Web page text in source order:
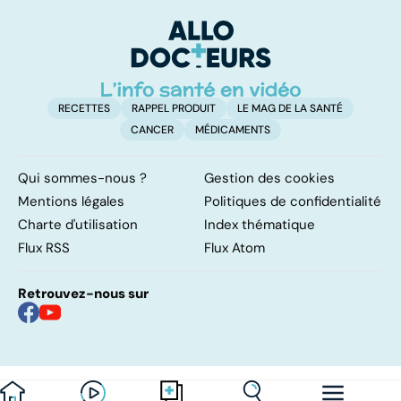
d'angine ?
RECETTES RAPPEL PRODUIT
LE MAG DE LA SANTÉ
CANCER
MÉDICAMENTS
Qui sommes-nous ?
Gestion des cookies
Mentions légales
Politiques de confidentialité
Charte d'utilisation
Index thématique
Flux RSS
Flux Atom
Retrouvez-nous sur